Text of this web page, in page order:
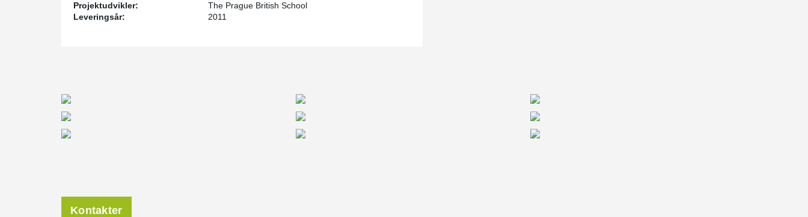
Projektudvikler:
The Prague British School
Leveringsår:
2011
Kontakter